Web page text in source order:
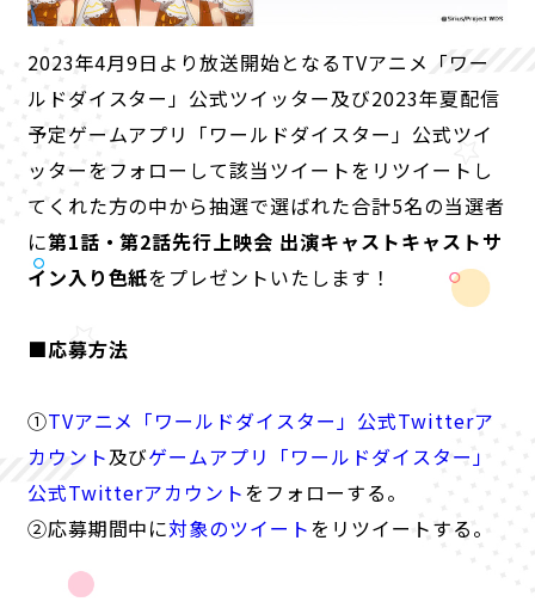
PO RT A L
NEWS ABOUT
CHARACTER
NEWS
2023年4月9日より放送開始となるTVアニメ「ワー
ルドダイスター」公式ツイッター及び2023年夏配信
予定ゲームアプリ「ワールドダイスター」公式ツイ
ッターをフォローして該当ツイートをリツイートし
てくれた方の中から抽選で選ばれた合計5名の当選者
に第1話・第2話先行上映会 出演キャストキャストサ
イン入り色紙をプレゼントいたします！
■応募方法
①TVアニメ「ワールドダイスター」公式Twitterア
カウント及びゲームアプリ「ワールドダイスター」
公式Twitterアカウントをフォローする。
②応募期間中に対象のツイートをリツイートする。